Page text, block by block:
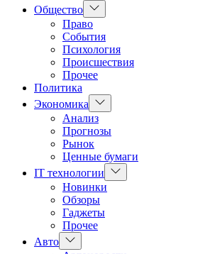
Общество Показать
подменю
Право
События
Психология
Происшествия
Прочее
Политика
Экономика
Показать
подменю
Анализ
Прогнозы
Рынок
Ценные бумаги
IT технологии
Показать
подменю
Новинки
Обзоры
Гаджеты
Прочее
Авто Показать
подменю